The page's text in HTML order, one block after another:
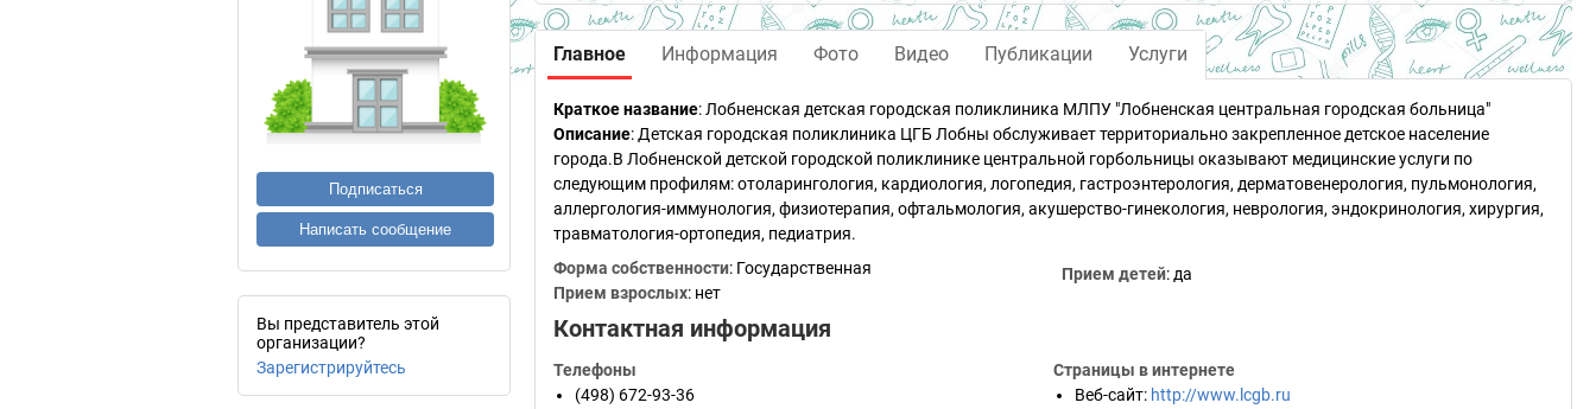
Подписаться
Написать сообщение
Вы представитель этой
организации?
Зарегистрируйтесь
Главное Информация Фото Видео Публикации Услуги
Краткое название: Лобненская детская городская поликлиника МЛПУ "Лобненская центральная городская больница"
Описание: Детская городская поликлиника ЦГБ Лобны обслуживает территориально закрепленное детское население
города.В Лобненской детской городской поликлинике центральной горбольницы оказывают медицинские услуги по
следующим профилям: отоларингология, кардиология, логопедия, гастроэнтерология, дерматовенерология, пульмонология,
аллергология-иммунология, физиотерапия, офтальмология, акушерство-гинекология, неврология, эндокринология, хирургия,
травматология-ортопедия, педиатрия.
Форма собственности: Государственная
Прием взрослых: нет
Прием детей: да
Контактная информация
Телефоны
(498) 672-93-36
Страницы в интернете
Веб-сайт: http://www.lcgb.ru